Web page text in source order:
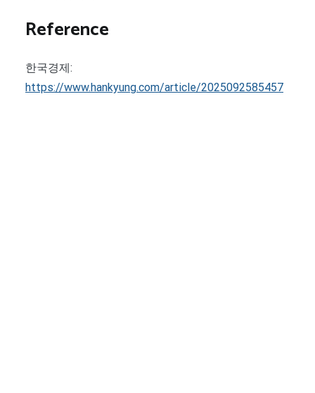
Reference
한국경제:
https://www.hankyung.com/article/2025092585457